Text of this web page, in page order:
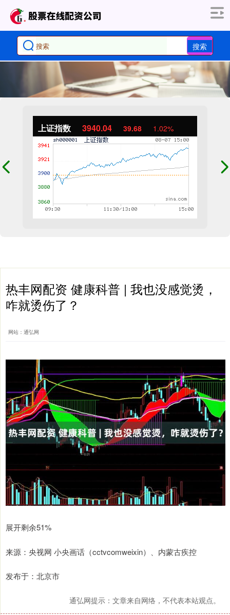
搜索
上证指数 3940.04 39.68 1.02%
热丰网配资 健康科普 | 我也没感觉烫，
咋就烫伤了？
网站：通弘网
展开剩余51%
来源：央视网 小央画话（cctvcomweixin）、内蒙古疾控
发布于：北京市
通弘网提示：文章来自网络，不代表本站观点。